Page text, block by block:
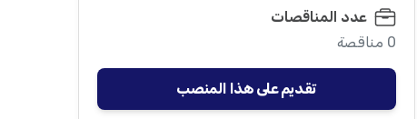
عدد المناقصات
0 مناقصة
تقديم على هذا المنصب